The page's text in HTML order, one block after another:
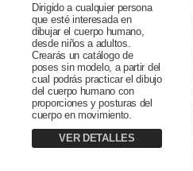
Dirigido a cualquier persona
que esté interesada en
dibujar el cuerpo humano,
desde niños a adultos.
Crearás un catálogo de
poses sin modelo, a partir del
cual podrás practicar el dibujo
del cuerpo humano con
proporciones y posturas del
cuerpo en movimiento.
VER DETALLES